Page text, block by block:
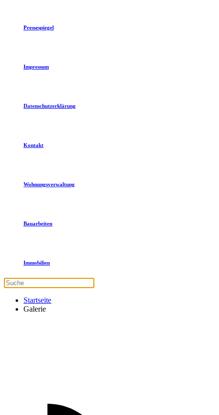
Pressespiegel
Impressum
Datenschutzerklärung
Kontakt
Wohnungsverwaltung
Bauarbeiten
Immobilien
Startseite
Galerie